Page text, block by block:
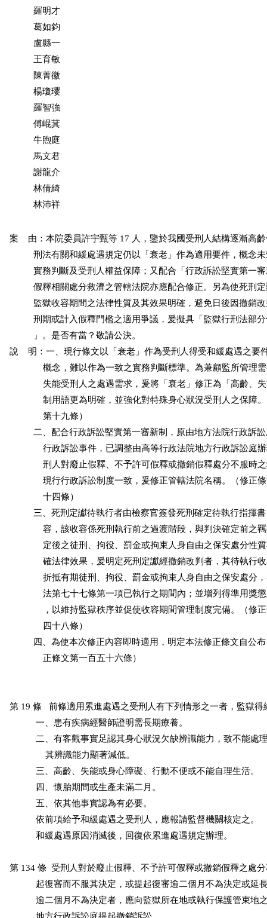
          羅明才
          葛如鈞
          盧縣一
          王育敏
          陳菁徽
          楊瓊瓔
          羅智強
          傅崐萁
          牛煦庭
          馬文君
          謝龍介
          林倩綺
          林沛祥
案    由：本院委員許宇甄等 17 人，鑒於我國受刑人結構逐漸高
刑法有關和緩處遇規定仍以「衰老」作為適用要件，概念
實務判斷及受刑人權益保障；又配合「行政訴訟堅實第一
假釋相關處分救濟之管轄法院亦應配合修正。另為使死刑
監獄收容期間之法律性質及其效果明確，避免日後因撤銷
刑期或計入假釋門檻之適用爭議，爰擬具「監獄行刑法部
          」。是否有當？敬請公決。
說    明：一、現行條文以「衰老」作為受刑人得受和緩處遇之要
概念，難以作為一致之實務判斷標準。為兼顧監所管理
失能受刑人之處遇需求，爰將「衰老」修正為「高齡、
制用語更為明確，並強化對特殊身心狀況受刑人之保障
              第十九條）
二、配合行政訴訟堅實第一審新制，原由地方法院行政訴
行政訴訟事件，已調整由高等行政法院地方行政訴訟庭
刑人對廢止假釋、不予許可假釋或撤銷假釋處分不服時
現行行政訴訟制度一致，爰修正管轄法院名稱。（修正
              十四條）
三、死刑定讞待執行者由檢察官簽發死刑確定待執行指揮
容，該收容係死刑執行前之過渡階段，與判決確定前之
定後之徒刑、拘役、罰金或拘束人身自由之保安處分性
確法律效果，爰明定死刑定讞經撤銷改判者，其待執行
折抵有期徒刑、拘役、罰金或拘束人身自由之保安處分
法第七十七條第一項已執行之期間內；並增列得準用獎
，以維持監獄秩序並促使收容期間管理制度完備。（修
              四十八條）
四、為使本次修正內容即時適用，明定本法修正條文自公
              正條文第一百五十六條）
第 19 條   前條適用累進處遇之受刑人有下列情形之一者，監獄得
           一、患有疾病經醫師證明需長期療養。
二、有客觀事實足認其身心狀況欠缺辨識能力，致不能處
               其辨識能力顯著減低。
           三、高齡、失能或身心障礙、行動不便或不能自理生活。
           四、懷胎期間或生產未滿二月。
           五、依其他事實認為有必要。
           依前項給予和緩處遇之受刑人，應報請監督機關核定之。
           和緩處遇原因消滅後，回復依累進處遇規定辦理。
第 134 條  受刑人對於廢止假釋、不予許可假釋或撤銷假釋之處
起復審而不服其決定，或提起復審逾二個月不為決定或延
逾二個月不為決定者，應向監獄所在地或執行保護管束地